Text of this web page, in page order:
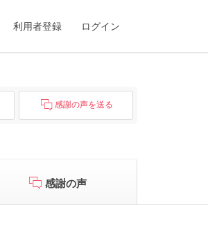
利用者登録 ログイン
感謝の声を送る
感謝の声